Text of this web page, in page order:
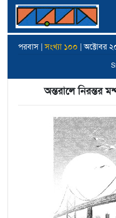
পরবাস |সংখ্যা ১০০ | অক্টোবর
অন্তরালে নিরন্তর